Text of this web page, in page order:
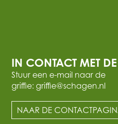
IN CONTACT MET
Stuur een e-mail naar de
griffie: griffie@schagen.nl
NAAR DE